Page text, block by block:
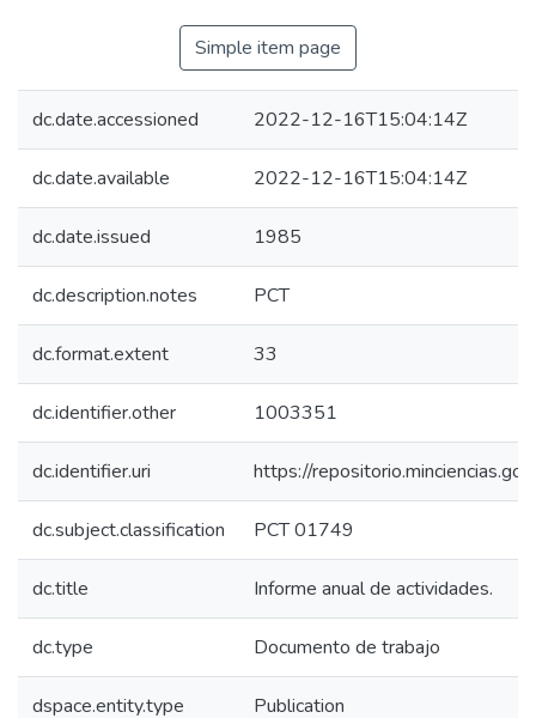
Simple item page
dc.date.accessioned 2022-12-16T15:04:14Z
dc.date.available 2022-12-16T15:04:14Z
dc.date.issued 1985
dc.description.notes PCT
dc.format.extent 33
dc.identifier.other 1003351
dc.identifier.uri https://
dc.subject.classification PCT 01749
dc.title Informe anual de actividades.
dc.type Documento de trabajo
dspace.entity.type Publication